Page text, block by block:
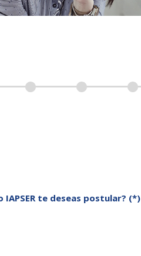
IAPSER te deseas postular? (*)